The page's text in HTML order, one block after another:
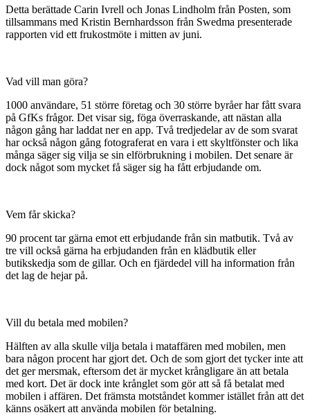
Detta berättade Carin Ivrell och Jonas Lindholm från Posten, som
tillsammans med Kristin Bernhardsson från Swedma presenterade
rapporten vid ett frukostmöte i mitten av juni.
Vad vill man göra?
1000 användare, 51 större företag och 30 större byråer har fått svara
på GfKs frågor. Det visar sig, föga överraskande, att nästan alla
någon gång har laddat ner en app. Två tredjedelar av de som svarat
har också någon gång fotograferat en vara i ett skyltfönster och lika
många säger sig vilja se sin elförbrukning i mobilen. Det senare är
dock något som mycket få säger sig ha fått erbjudande om.
Vem får skicka?
90 procent tar gärna emot ett erbjudande från sin matbutik. Två av
tre vill också gärna ha erbjudanden från en klädbutik eller
butikskedja som de gillar. Och en fjärdedel vill ha information från
det lag de hejar på.
Vill du betala med mobilen?
Hälften av alla skulle vilja betala i mataffären med mobilen, men
bara någon procent har gjort det. Och de som gjort det tycker inte att
det ger mersmak, eftersom det är mycket krångligare än att betala
med kort. Det är dock inte krånglet som gör att så få betalat med
mobilen i affären. Det främsta motståndet kommer istället från att det
känns osäkert att använda mobilen för betalning.